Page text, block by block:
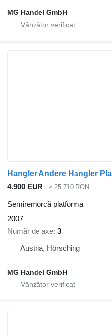
MG Handel GmbH
Hangler Andere Hangler
4.900 EUR
≈ 25.710 RON
Semiremorcă platforma
2007
Număr de axe 3
Austria, Hörsching
MG Handel GmbH